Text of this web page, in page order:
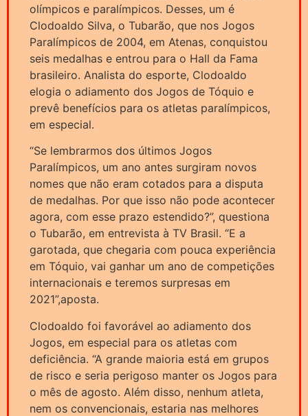
olímpicos e paralímpicos. Desses, um é
Clodoaldo Silva, o Tubarão, que nos Jogos
Paralímpicos de 2004, em Atenas, conquistou
seis medalhas e entrou para o Hall da Fama
brasileiro. Analista do esporte, Clodoaldo
elogia o adiamento dos Jogos de Tóquio e
prevê benefícios para os atletas paralímpicos,
em especial.
“Se lembrarmos dos últimos Jogos
Paralímpicos, um ano antes surgiram novos
nomes que não eram cotados para a disputa
de medalhas. Por que isso não pode acontecer
agora, com esse prazo estendido?”, questiona
o Tubarão, em entrevista à TV Brasil. “E a
garotada, que chegaria com pouca experiência
em Tóquio, vai ganhar um ano de competições
internacionais e teremos surpresas em
2021”,aposta.
Clodoaldo foi favorável ao adiamento dos
Jogos, em especial para os atletas com
deficiência. “A grande maioria está em grupos
de risco e seria perigoso manter os Jogos para
o mês de agosto. Além disso, nenhum atleta,
nem os convencionais, estaria nas melhores